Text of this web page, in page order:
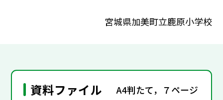
宮城県加美町立鹿原小学校
資料ファイル A4判たて，７ページ